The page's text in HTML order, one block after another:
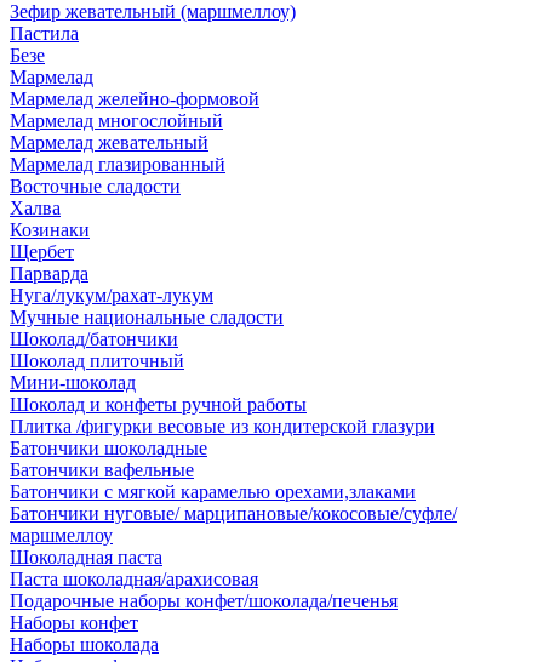
Зефир жевательный (маршмеллоу)
Пастила
Безе
Мармелад
Мармелад желейно-формовой
Мармелад многослойный
Мармелад жевательный
Мармелад глазированный
Восточные сладости
Халва
Козинаки
Щербет
Парварда
Нуга/лукум/рахат-лукум
Мучные национальные сладости
Шоколад/батончики
Шоколад плиточный
Мини-шоколад
Шоколад и конфеты ручной работы
Плитка /фигурки весовые из кондитерской глазури
Батончики шоколадные
Батончики вафельные
Батончики с мягкой карамелью орехами,злаками
Батончики нуговые/ марципановые/кокосовые/суфле/
маршмеллоу
Шоколадная паста
Паста шоколадная/арахисовая
Подарочные наборы конфет/шоколада/печенья
Наборы конфет
Наборы шоколада